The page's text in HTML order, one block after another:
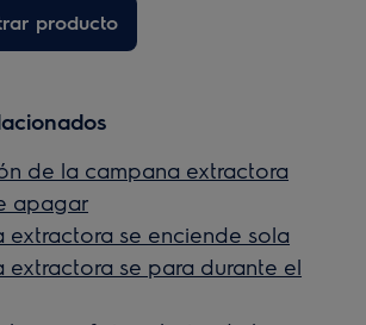
producto
de la campana extractora
apagar
extractora se enciende sola
extractora se para durante el